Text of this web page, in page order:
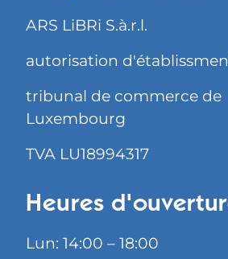
ARS LiBRi S.à.r.l.
autorisation
tribunal de commerce de
Luxembourg
TVA LU18994317
Heures
Lun: 14:00 – 18:00